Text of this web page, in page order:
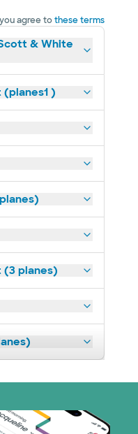
agree tothese terms
& White
)
(3 planes)